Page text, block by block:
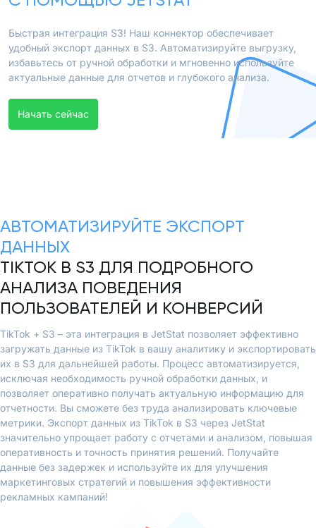
Быстрая интеграция S3! Наш коннектор обеспечивает
удобный экспорт данных в S3. Автоматизируйте выгрузку,
избавьтесь от ручной обработки и мгновенно используйте
актуальные данные для отчетов и глубокого анализа.
Начать сейчас
АВТОМАТИЗИРУЙТЕ ЭКСПОРТ
ДАННЫХ
TIKTOK В S3 ДЛЯ ПОДРОБНОГО
АНАЛИЗА ПОВЕДЕНИЯ
ПОЛЬЗОВАТЕЛЕЙ И КОНВЕРСИЙ
TikTok + S3 – эта интеграция в JetStat позволяет эффективно
загружать данные из TikTok в вашу аналитику и экспортировать
их в S3 для дальнейшей работы. Процесс автоматизируется,
исключая необходимость ручной обработки данных, и
позволяет оперативно получать актуальную информацию для
отчетности. Вы сможете без труда анализировать ключевые
метрики. Экспорт данных из TikTok в S3 через JetStat
значительно упрощает работу с отчетами и анализом, повышая
оперативность и точность принятия решений. Получайте
данные без задержек и используйте их для улучшения
маркетинговых стратегий и повышения эффективности
рекламных кампаний!